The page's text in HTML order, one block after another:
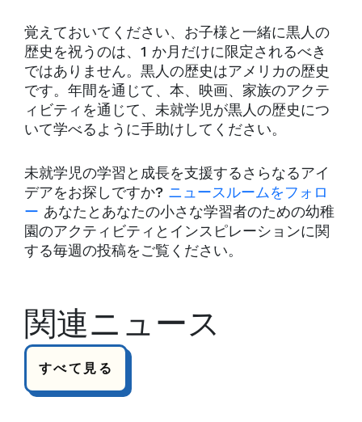
覚えておいてください、お子様と一緒に黒人の
歴史を祝うのは、1 か月だけに限定されるべき
ではありません。黒人の歴史はアメリカの歴史
です。年間を通じて、本、映画、家族のアクテ
ィビティを通じて、未就学児が黒人の歴史につ
いて学べるように手助けしてください。
未就学児の学習と成長を支援するさらなるアイ
デアをお探しですか? ニュースルームをフォロ
ー あなたとあなたの小さな学習者のための幼稚
園のアクティビティとインスピレーションに関
する毎週の投稿をご覧ください。
関連ニュース
すべて見る